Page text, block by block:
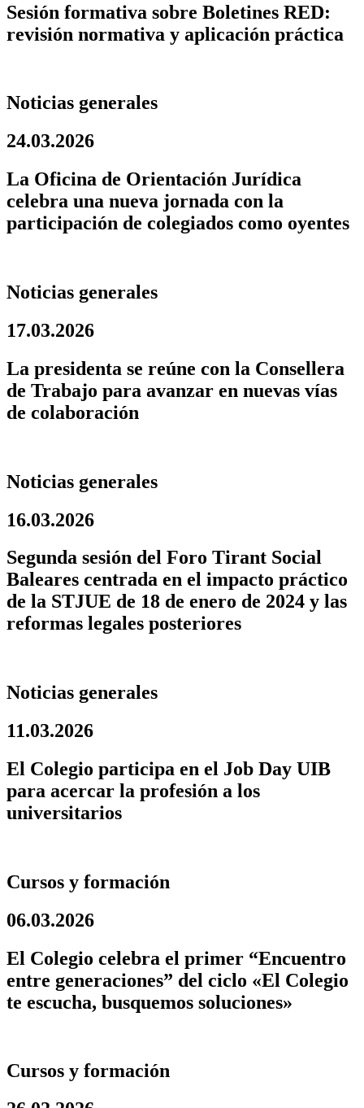
Sesión formativa sobre Boletines RED:
revisión normativa y aplicación práctica
Noticias generales
24.03.2026
La Oficina de Orientación Jurídica
celebra una nueva jornada con la
participación de colegiados como oyentes
Noticias generales
17.03.2026
La presidenta se reúne con la Consellera
de Trabajo para avanzar en nuevas vías
de colaboración
Noticias generales
16.03.2026
Segunda sesión del Foro Tirant Social
Baleares centrada en el impacto práctico
de la STJUE de 18 de enero de 2024 y las
reformas legales posteriores
Noticias generales
11.03.2026
El Colegio participa en el Job Day UIB
para acercar la profesión a los
universitarios
Cursos y formación
06.03.2026
El Colegio celebra el primer “Encuentro
entre generaciones” del ciclo «El Colegio
te escucha, busquemos soluciones»
Cursos y formación